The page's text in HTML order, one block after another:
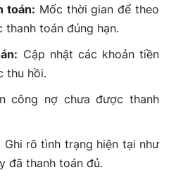
toán: Mốc thời gian để theo
thanh toán đúng hạn.
Cập nhật các khoản tiền
thu hồi.
công nợ chưa được thanh
Ghi rõ tình trạng hiện tại như
đã thanh toán đủ.